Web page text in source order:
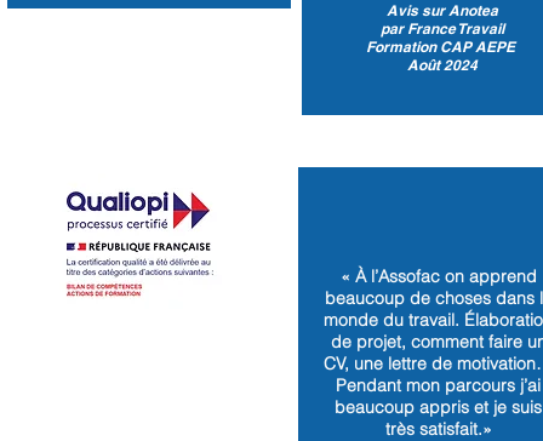
Avis sur Anotea
par France Travail
Formation CAP AEPE
Août 2024
« À l’Assofac on apprend
beaucoup de choses dans
monde du travail.
de projet, comment faire
CV, une lettre de
Pendant mon parcours j’ai
beaucoup appris et je suis
très satisfait.»